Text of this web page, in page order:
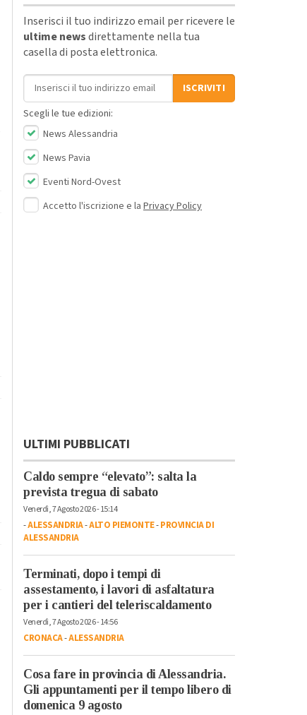
Inserisci il tuo indirizzo email per ricevere le
ultime newsdirettamente nella tua
casella di posta elettronica.
Indirizzo email
ISCRIVITI
Scegli le tue edizioni:
News Alessandria
News Pavia
Eventi Nord-Ovest
Accetto l'iscrizione e la Privacy Policy
ULTIMI PUBBLICATI
Caldo sempre “elevato”: salta la
prevista tregua di sabato
Venerdì, 7 Agosto 2026 - 15:14
-ALESSANDRIA-ALTO PIEMONTE-PROVINCIA DI
ALESSANDRIA
Terminati, dopo i tempi di
assestamento, i lavori di asfaltatura
per i cantieri del teleriscaldamento
Venerdì, 7 Agosto 2026 - 14:56
CRONACA-ALESSANDRIA
Cosa fare in provincia di Alessandria.
Gli appuntamenti per il tempo libero di
domenica 9 agosto